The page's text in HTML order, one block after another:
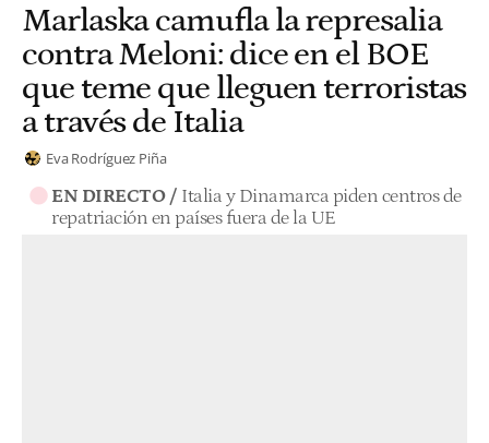
Marlaska camufla la represalia
contra Meloni: dice en el BOE
que teme que lleguen terroristas
a través de Italia
Eva Rodríguez Piña
EN DIRECTO / Italia y Dinamarca piden centros de
repatriación en países fuera de la UE